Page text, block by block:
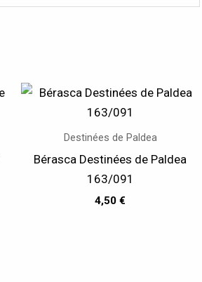
Destinées de Paldea
Bérasca Destinées de Paldea
163/091
4,50€